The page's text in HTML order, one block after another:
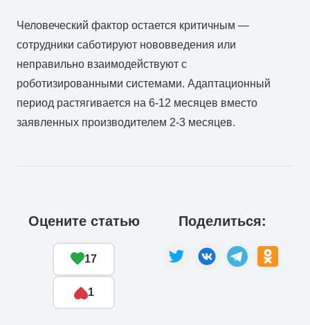
Человеческий фактор остается критичным —
сотрудники саботируют нововведения или
неправильно взаимодействуют с
роботизированными системами. Адаптационный
период растягивается на 6-12 месяцев вместо
заявленных производителем 2-3 месяцев.
Оцените статью
17
1
Поделиться: